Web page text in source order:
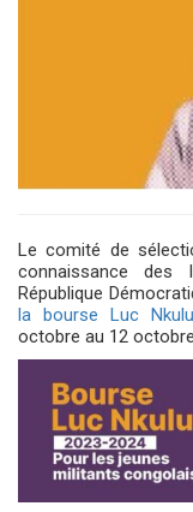
Le comité de
connaissance
République
la bourse Luc
octobre au 12